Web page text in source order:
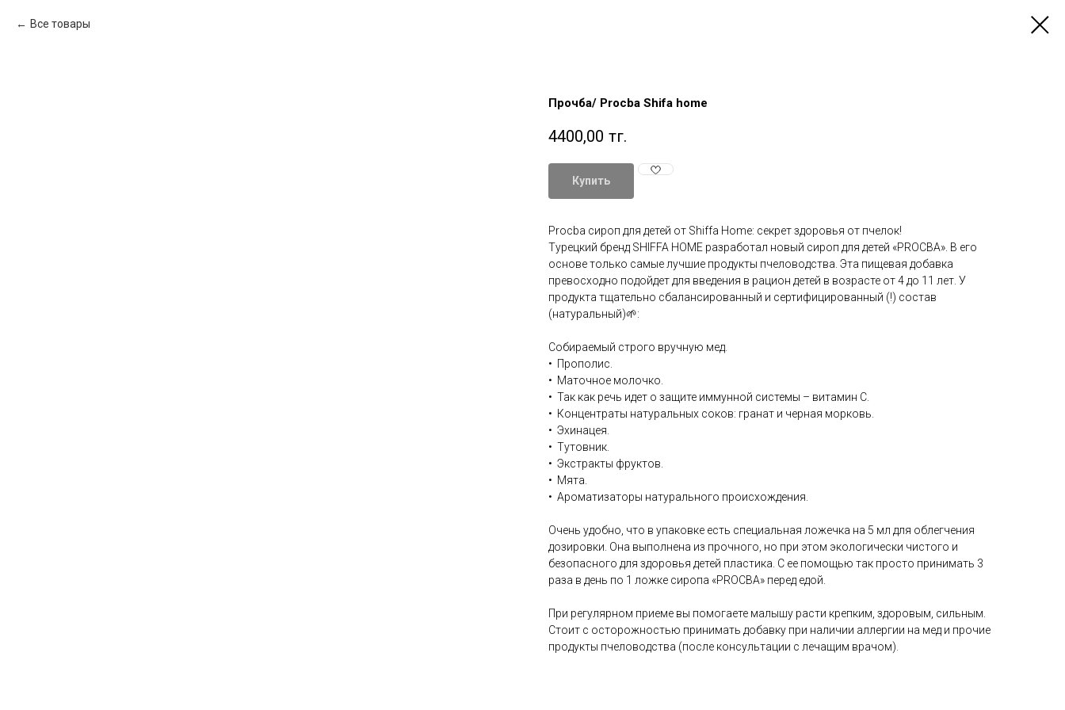
Все товары
Прочба/ Procba Shifa home
4400,00 тг.
Купить
Procba сироп для детей от Shiffa Home: секрет здоровья от пчелок!
Турецкий бренд SHIFFA HOME разработал новый сироп для детей «PROCBA». В его
основе только самые лучшие продукты пчеловодства. Эта пищевая добавка
превосходно подойдет для введения в рацион детей в возрасте от 4 до 11 лет. У
продукта тщательно сбалансированный и сертифицированный (!) состав
(натуральный)🌱:
Собираемый строго вручную мед.
• Прополис.
• Маточное молочко.
• Так как речь идет о защите иммунной системы – витамин С.
• Концентраты натуральных соков: гранат и черная морковь.
• Эхинацея.
• Тутовник.
• Экстракты фруктов.
• Мята.
• Ароматизаторы натурального происхождения.
Очень удобно, что в упаковке есть специальная ложечка на 5 мл для облегчения
дозировки. Она выполнена из прочного, но при этом экологически чистого и
безопасного для здоровья детей пластика. С ее помощью так просто принимать 3
раза в день по 1 ложке сиропа «PROCBA» перед едой.
При регулярном приеме вы помогаете малышу расти крепким, здоровым, сильным.
Стоит с осторожностью принимать добавку при наличии аллергии на мед и прочие
продукты пчеловодства (после консультации с лечащим врачом).